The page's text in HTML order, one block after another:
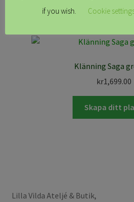
Klänning Saga
kr1,699.00
Skapa ditt
Lilla Vilda Ateljé & Butik,
if you wish.
Cookie